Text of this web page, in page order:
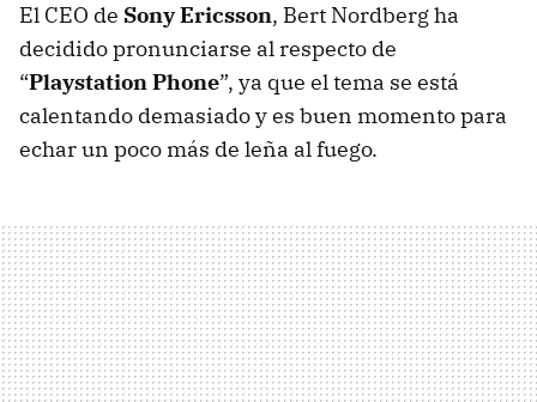
El CEO de Sony Ericsson, Bert Nordberg ha
decidido pronunciarse al respecto de
“Playstation Phone”, ya que el tema se está
calentando demasiado y es buen momento para
echar un poco más de leña al fuego.